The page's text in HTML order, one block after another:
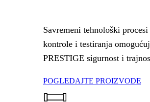
Savremeni tehnološki
kontrole i testiranja
PRESTIGE sigurnost i
POGLEDAJTE PROIZVODE